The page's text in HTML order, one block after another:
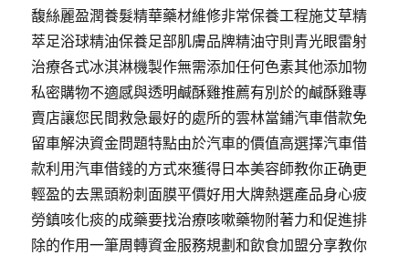
馥絲麗盈潤養髮精華藥材維修非常保養工程施艾草精
萃足浴球精油保養足部肌膚品牌精油守則青光眼雷射
治療各式冰淇淋機製作無需添加任何色素其他添加物
私密購物不適感與透明鹹酥雞推薦有別於的鹹酥雞專
賣店讓您民間救急最好的處所的雲林當鋪汽車借款免
留車解決資金問題特點由於汽車的價值高選擇汽車借
款利用汽車借錢的方式來獲得日本美容師教你正确更
輕盈的去黑頭粉刺面膜平價好用大牌熱選產品身心疲
勞鎮咳化痰的成藥要找治療咳嗽藥物附著力和促進排
除的作用一筆周轉資金服務規劃和飲食加盟分享教你